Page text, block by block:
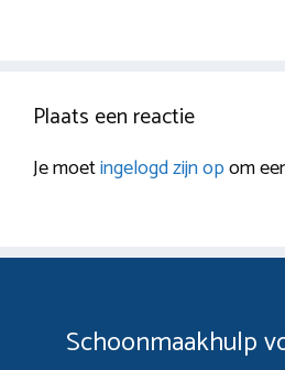
Plaats een reactie
Je moetingelogd zijn opom
Schoonmaakhulp